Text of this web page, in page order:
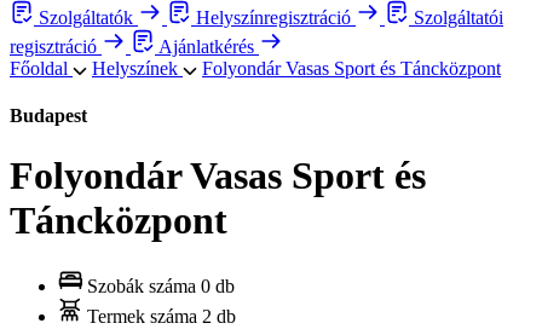
Szolgáltatók
Helyszínregisztráció
Szolgáltatói
regisztráció
Ajánlatkérés
Főoldal
Helyszínek Folyondár Vasas Sport és Táncközpont
Budapest
Folyondár Vasas Sport és
Táncközpont
Szobák száma 0 db
Termek száma 2 db